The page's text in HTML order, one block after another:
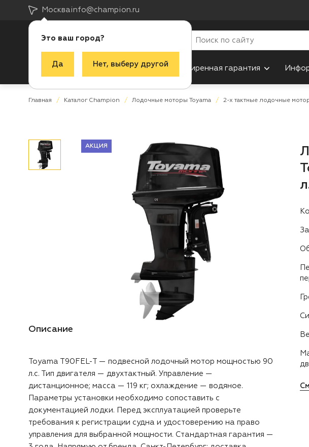
Москва
Это ваш город?
Да Нет, выберу другой
info@champion.ru
Каталог Акции Новинки Расширенная гарантия
Главная Каталог Champion Лодочные моторы Toyama 2-х тактные лодочные
АКЦИЯ
Описание
Toyama T90FEL-T — подвесной лодочный мотор мощностью 90
л.с. Тип двигателя — двухтактный. Управление —
дистанционное; масса — 119 кг; охлаждение — водяное.
Параметры установки необходимо сопоставить с
документацией лодки. Перед эксплуатацией проверьте
требования к регистрации судна и удостоверению на право
управления для выбранной мощности. Стандартная гарантия —